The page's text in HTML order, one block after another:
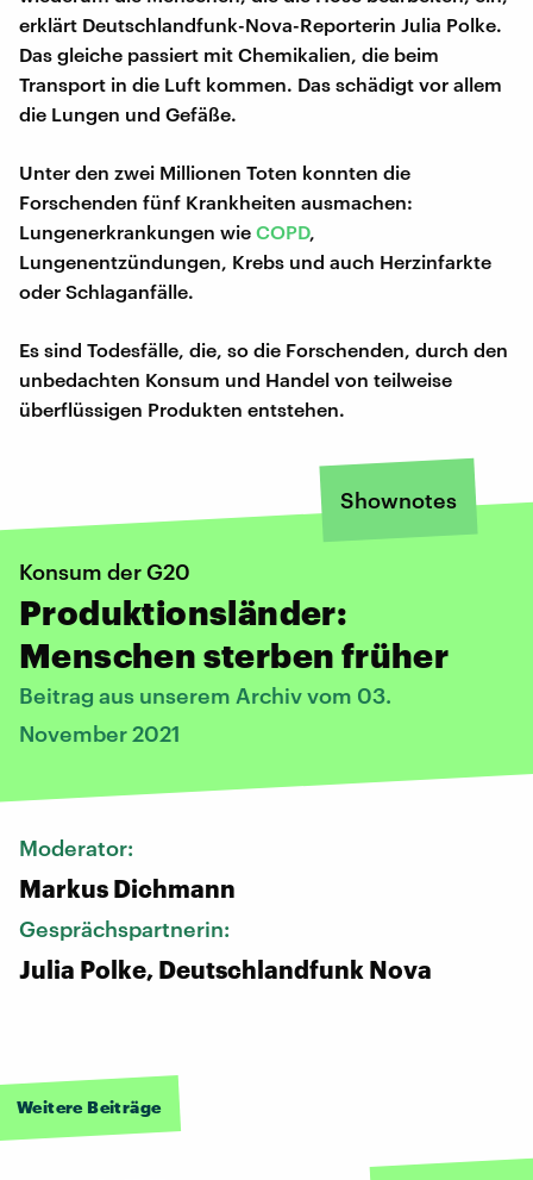
erklärt Deutschlandfunk-Nova-Reporterin Julia Polke.
Das gleiche passiert mit Chemikalien, die beim
Transport in die Luft kommen. Das schädigt vor allem
die Lungen und Gefäße.
Unter den zwei Millionen Toten konnten die
Forschenden fünf Krankheiten ausmachen:
Lungenerkrankungen wie COPD,
Lungenentzündungen, Krebs und auch Herzinfarkte
oder Schlaganfälle.
Es sind Todesfälle, die, so die Forschenden, durch den
unbedachten Konsum und Handel von teilweise
überflüssigen Produkten entstehen.
Shownotes
Konsum der G20
Produktionsländer:
Menschen sterben früher
Beitrag aus unserem Archiv vom 03.
November 2021
Moderator:
Markus Dichmann
Gesprächspartnerin:
Julia Polke, Deutschlandfunk Nova
Weitere Beiträge